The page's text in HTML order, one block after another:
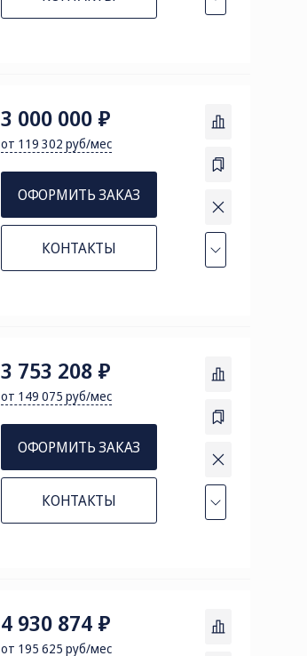
3 000 000 ₽
от 119 302 руб/мес
ОФОРМИТЬ ЗАКАЗ
КОНТАКТЫ
3 753 208 ₽
от 149 075 руб/мес
ОФОРМИТЬ ЗАКАЗ
КОНТАКТЫ
4 930 874 ₽
от 195 625 руб/мес